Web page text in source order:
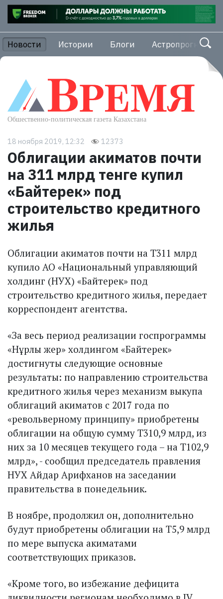
Новости Истории Блоги Астропрогноз
18 ноября 2019, 12:32 12373
Облигации акиматов почти
на 311 млрд тенге купил
«Байтерек» под
строительство кредитного
жилья
Облигации акиматов почти на Т311 млрд
купило АО «Национальный управляющий
холдинг (НУХ) «Байтерек» под
строительство кредитного жилья, передает
корреспондент агентства.
«За весь период реализации госпрограммы
«Нұрлы жер» холдингом «Байтерек»
достигнуты следующие основные
результаты: по направлению строительства
кредитного жилья через механизм выкупа
облигаций акиматов с 2017 года по
«револьверному принципу» приобретены
облигации на общую сумму Т310,9 млрд, из
них за 10 месяцев текущего года – на Т102,9
млрд», - сообщил председатель правления
НУХ Айдар Арифханов на заседании
правительства в понедельник.
В ноябре, продолжил он, дополнительно
будут приобретены облигации на Т5,9 млрд
по мере выпуска акиматами
соответствующих приказов.
«Кроме того, во избежание дефицита